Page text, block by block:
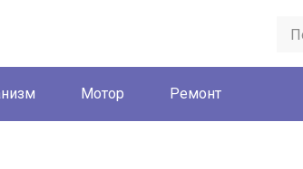
Мотор Ремонт